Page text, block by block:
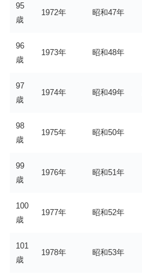
95
歳
1972年 昭和47年
96
歳
1973年 昭和48年
97
歳
1974年 昭和49年
98
歳
1975年 昭和50年
99
歳
1976年 昭和51年
100
歳
1977年 昭和52年
101
歳
1978年 昭和53年